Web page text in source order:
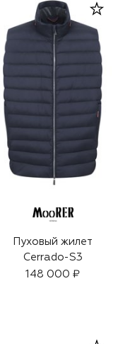
Пуховый жилет
Cerrado-S3
148 000 ₽